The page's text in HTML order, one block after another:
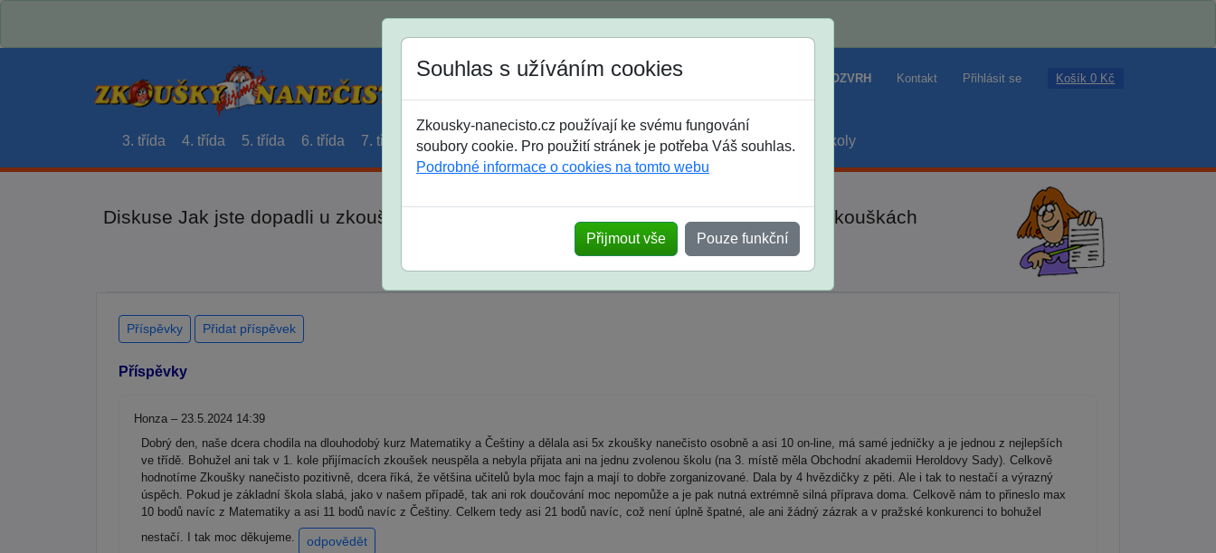
Jak si vybrat ROZVRH Kontakt Přihlásit se Košík 0 Kč
3. třída 4. třída 5. třída 6. třída 7. třída 8. třída 9. třída střední maturanti soutěže prázdniny školy
Diskuse Jak jste dopadli u zkoušek na SŠ? Vaše ohlasy po skutečných přijímacích zkouškách
Souhlas s užíváním cookies
Zkousky-nanecisto.cz používají ke svému fungování
soubory cookie. Pro použití stránek je potřeba Váš souhlas.
Podrobné informace o cookies na tomto webu
Přijmout vše Pouze funkční
Příspěvky Přidat příspěvek
Příspěvky
Honza – 23.5.2024 14:39
Dobrý den, naše dcera chodila na dlouhodobý kurz Matematiky a Češtiny a dělala asi 5x zkoušky nanečisto osobně a asi 10 on-line, má samé jedničky a je jednou z nejlepších
ve třídě. Bohužel ani tak v 1. kole přijímacích zkoušek neuspěla a nebyla přijata ani na jednu zvolenou školu (na 3. místě měla Obchodní akademii Heroldovy Sady). Celkově
hodnotíme Zkoušky nanečisto pozitivně, dcera říká, že většina učitelů byla moc fajn a mají to dobře zorganizované. Dala by 4 hvězdičky z pěti. Ale i tak to nestačí a výrazný
úspěch. Pokud je základní škola slabá, jako v našem případě, tak ani rok doučování moc nepomůže a je pak nutná extrémně silná příprava doma. Celkově nám to přineslo max
10 bodů navíc z Matematiky a asi 11 bodů navíc z Češtiny. Celkem tedy asi 21 bodů navíc, což není úplně špatné, ale ani žádný zázrak a v pražské konkurenci to bohužel
nestačí. I tak moc děkujeme.
odpovědět